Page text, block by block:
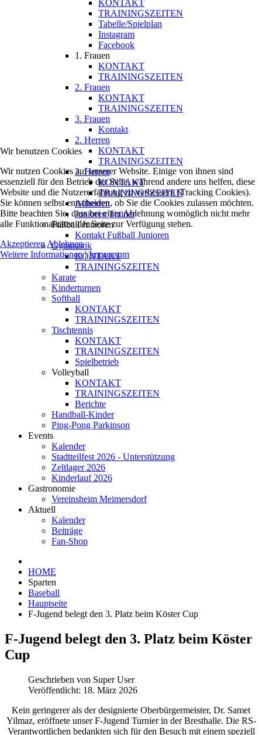
KONTAKT
TRAININGSZEITEN
Tabelle/Spielplan
Instagram
Facebook
1. Frauen
KONTAKT
TRAININGSZEITEN
2. Frauen
KONTAKT
TRAININGSZEITEN
3. Frauen
Kontakt
2. Herren
KONTAKT
TRAININGSZEITEN
3. Herren
KONTAKT
TRAININGSZEITEN
Altherren
Junioren Trainer
Fußball Junioren
Kontakt Fußball Junioren
Gymnastik
KONTAKT
TRAININGSZEITEN
Karate
Kinderturnen
Softball
KONTAKT
TRAININGSZEITEN
Tischtennis
KONTAKT
TRAININGSZEITEN
Spielbetrieb
Volleyball
KONTAKT
TRAININGSZEITEN
Berichte
Handball-Kinder
Ping-Pong Parkinson
Events
Kalender
Stadtteilfest 2026 - Unterstützung
Zeltlager 2026
Kinderlauf 2026
Gastronomie
Vereinsheim Meimersdorf
Aktuell
Kalender
Beiträge
Fan-Shop
HOME
Sparten
Baseball
Hauptseite
F-Jugend belegt den 3. Platz beim Köster Cup
F-Jugend belegt den 3. Platz beim Köster
Cup
Geschrieben von Super User
Veröffentlicht: 18. März 2026
Kein geringerer als der designierte Oberbürgermeister, Dr. Samet
Yilmaz, eröffnete unser F-Jugend Turnier in der Bresthalle. Die RS-
Verantwortlichen bedankten sich für den Besuch mit einem speziell
Wir benutzen Cookies
Wir nutzen Cookies auf unserer Website. Einige von ihnen sind
essenziell für den Betrieb der Seite, während andere uns helfen, diese
Website und die Nutzererfahrung zu verbessern (Tracking Cookies).
Sie können selbst entscheiden, ob Sie die Cookies zulassen möchten.
Bitte beachten Sie, dass bei einer Ablehnung womöglich nicht mehr
alle Funktionalitäten der Seite zur Verfügung stehen.
Akzeptieren Ablehnen
Weitere Informationen|Impressum